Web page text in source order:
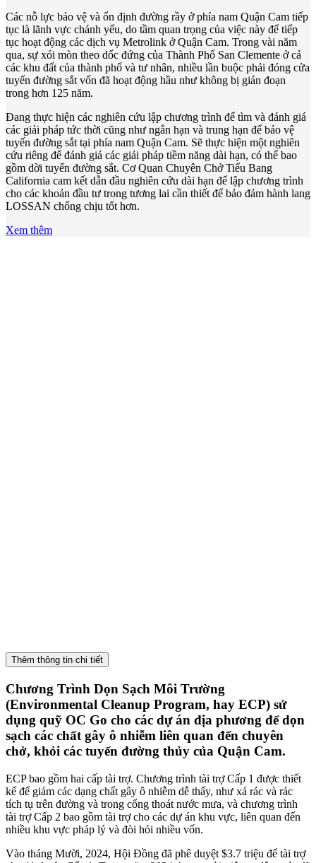
Các nỗ lực bảo vệ và ổn định đường rầy ở phía nam Quận Cam tiếp
tục là lãnh vực chánh yếu, do tầm quan trọng của việc này để tiếp
tục hoạt động các dịch vụ Metrolink ở Quận Cam. Trong vài năm
qua, sự xói mòn theo dốc đứng của Thành Phố San Clemente ở cả
các khu đất của thành phố và tư nhân, nhiều lần buộc phải đóng cửa
tuyến đường sắt vốn đã hoạt động hầu như không bị gián đoạn
trong hơn 125 năm.
Đang thực hiện các nghiên cứu lập chương trình để tìm và đánh giá
các giải pháp tức thời cũng như ngắn hạn và trung hạn để bảo vệ
tuyến đường sắt tại phía nam Quận Cam. Sẽ thực hiện một nghiên
cứu riêng để đánh giá các giải pháp tiềm năng dài hạn, có thể bao
gồm dời tuyến đường sắt. Cơ Quan Chuyên Chở Tiểu Bang
California cam kết dẫn đầu nghiên cứu dài hạn để lập chương trình
cho các khoản đầu tư trong tương lai cần thiết để bảo đảm hành lang
LOSSAN chống chịu tốt hơn.
Xem thêm
Thêm thông tin chi tiết
Chương Trình Dọn Sạch Môi Trường
(Environmental Cleanup Program, hay ECP) sử
dụng quỹ OC Go cho các dự án địa phương để dọn
sạch các chất gây ô nhiễm liên quan đến chuyên
chở, khỏi các tuyến đường thủy của Quận Cam.
ECP bao gồm hai cấp tài trợ. Chương trình tài trợ Cấp 1 được thiết
kế để giảm các dạng chất gây ô nhiễm dễ thấy, như xả rác và rác
tích tụ trên đường và trong cống thoát nước mưa, và chương trình
tài trợ Cấp 2 bao gồm tài trợ cho các dự án khu vực, liên quan đến
nhiều khu vực pháp lý và đòi hỏi nhiều vốn.
Vào tháng Mười, 2024, Hội Đồng đã phê duyệt $3.7 triệu để tài trợ